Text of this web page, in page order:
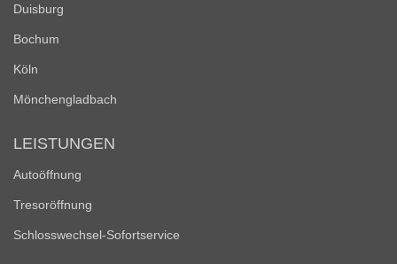
Duisburg
Bochum
Köln
Mönchengladbach
LEISTUNGEN
Autoöffnung
Tresoröffnung
Schlosswechsel-Sofortservice